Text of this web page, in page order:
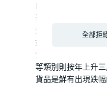
的水平。大部份類
著升幅，中式食品手
升346.8%；皮具、
銷售額按年升幅超過
售額按年升幅超過五
等類別則按年上升
貨品是鮮有出現跌
全部拒